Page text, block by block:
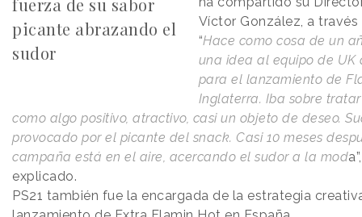
fuerza de su sabor
picante abrazando el
sudor
Víctor González, a través
“Hace como cosa de un
una idea al equipo de UK
para el lanzamiento de
Inglaterra. Iba sobre
como algo positivo, atractivo, casi un objeto de deseo.
provocado por el picante del snack. Casi 10 meses
campaña está en el aire, acercando el sudor a la mod
explicado.
PS21 también fue la encargada de la estrategia